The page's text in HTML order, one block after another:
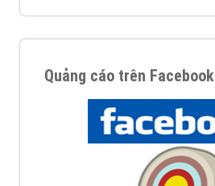
Quảng cáo trên Facebook